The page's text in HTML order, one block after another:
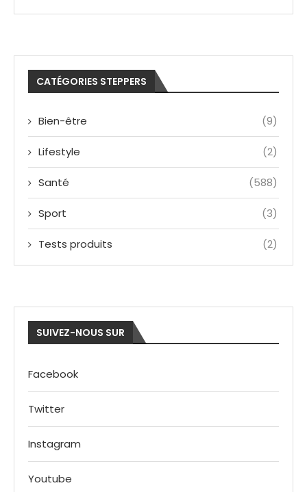
CATÉGORIES STEPPERS
Bien-être (9)
Lifestyle (2)
Santé (588)
Sport (3)
Tests produits (2)
SUIVEZ-NOUS SUR
Facebook
Twitter
Instagram
Youtube